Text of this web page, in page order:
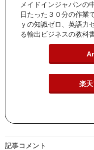
メイドインジャパンの
日たった３０分の作業
ｙの知識ゼロ、英語力
る輸出ビジネスの教科書
楽
記事コメント